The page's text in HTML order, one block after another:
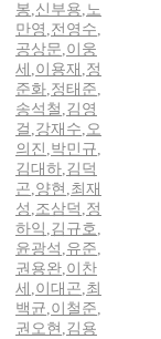
봉,신부용,노
만영 ,전영수,
공상문,이웅
세 ,이용재 ,정
준화,정태준,
송석철 ,김영
걸 ,강재수,오
의진 ,박민규,
김대하,김덕
곤,양현 ,최재
성 ,조삼덕 ,정
하익 ,김규호,
윤광석 ,유준,
권용완,이찬
세 ,이대곤,최
백균,이철준,
권오현 ,김용